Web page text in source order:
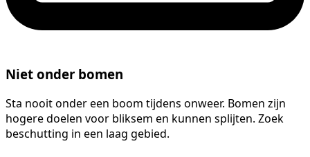
Niet onder bomen
Sta nooit onder een boom tijdens onweer. Bomen zijn
hogere doelen voor bliksem en kunnen splijten. Zoek
beschutting in een laag gebied.